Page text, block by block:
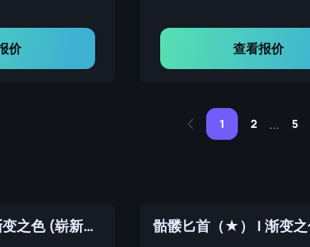
价 查看报价
1 2 ... 5
穿肠刀（★） | 渐变之色 (崭新出厂)